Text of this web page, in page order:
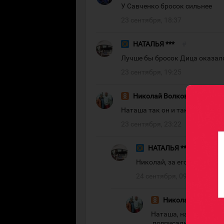
У Савченко бросок сильнее
НАТАЛЬЯ ***
Лучше бы бросок Дица
Николай Волков
Наташа так он и так два
НАТАЛЬЯ ***
Николай, за его зп нужно
Николай Волков
Наташа, начало